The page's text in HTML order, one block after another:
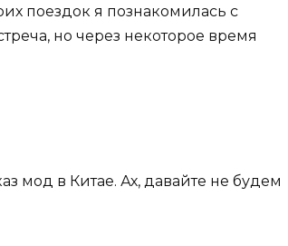
поездок я познакомилась с
но через некоторое время
мод в Китае. Ах, давайте не будем